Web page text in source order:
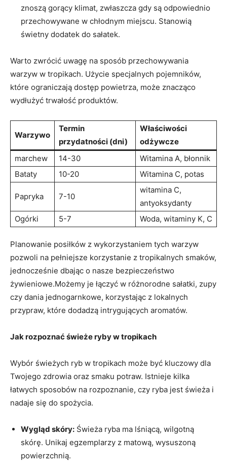
znoszą ‍gorący ​klimat, zwłaszcza gdy są odpowiednio
przechowywane‌ w chłodnym miejscu. Stanowią
świetny dodatek do sałatek.
Warto zwrócić uwagę na ⁣sposób przechowywania⁤
warzyw⁢ w tropikach. Użycie specjalnych pojemników,
które ograniczają⁤ dostęp ‌powietrza, może ‍znacząco
wydłużyć trwałość produktów.
Warzywo
Termin
przydatności (dni)
Właściwości‍
odżywcze
marchew
14-30
Witamina A, błonnik
Bataty
10-20 Witamina C, ⁤potas
Papryka 7-10
witamina C,⁣
antyoksydanty
Ogórki
5-7 Woda, witaminy K, C
Planowanie posiłków z ​wykorzystaniem tych warzyw
pozwoli ⁢na pełniejsze korzystanie z tropikalnych smaków,⁣
jednocześnie dbając o⁢ nasze bezpieczeństwo
żywieniowe.Możemy je łączyć w różnorodne sałatki, zupy⁣
czy​ dania ‌jednogarnkowe, ⁤korzystając z⁢ lokalnych
przypraw,‍ które dodadzą intrygujących ⁢aromatów.
Jak rozpoznać świeże ryby w ⁤tropikach
Wybór‌ świeżych‌ ryb w tropikach ⁣może być kluczowy dla
Twojego zdrowia oraz ⁢smaku potraw. Istnieje ⁣kilka
łatwych sposobów ‍na ​rozpoznanie, ⁣czy ryba jest świeża⁤ i
nadaje‍ się do spożycia.
Wygląd skóry: Świeża ryba ma lśniącą, wilgotną
skórę. Unikaj egzemplarzy​ z matową,​ wysuszoną
powierzchnią.